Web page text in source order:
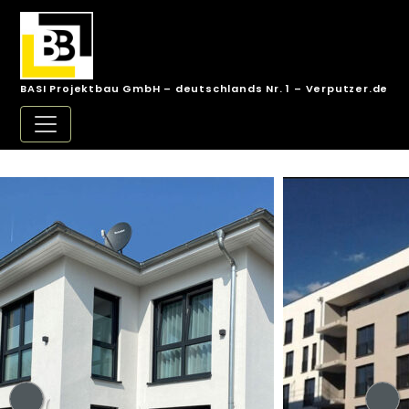
BASI Projektbau GmbH – deutschlands Nr. 1 – Verputzer.de